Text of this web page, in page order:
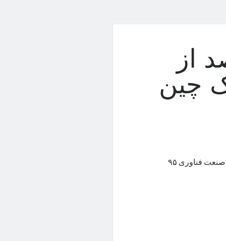
درصد از
چین
چین همچنان به‌عنوان مرکز تولیدی اپل شناخته می‌شود و غول آمریکایی صنعت فناوری ۹۵